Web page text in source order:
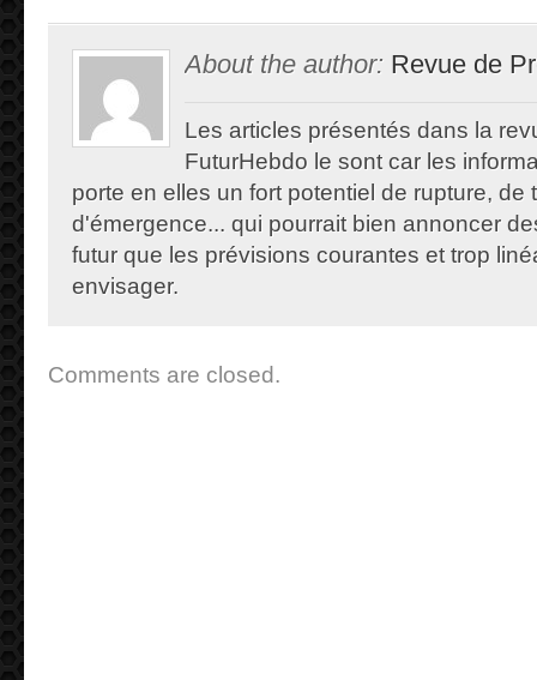
About the author: Revue de
Les articles présentés dans la
FuturHebdo le sont car les
porte en elles un fort potentiel de rupture, de
d'émergence... qui pourrait bien annoncer
futur que les prévisions courantes et trop
envisager.
Comments are closed.